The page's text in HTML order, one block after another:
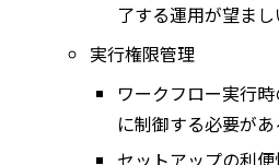
了する運用が望まし
実行権限管理
ワークフロー実行
に制御する必要があ
セットアップの利